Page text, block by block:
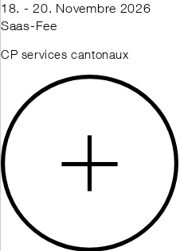
18. - 20. Novembre 2026
Saas-Fee
CP services cantonaux